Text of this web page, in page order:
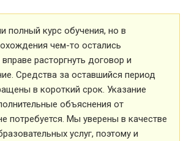
полный курс обучения, но в
чем-то остались
расторгнуть договор и
Средства за оставшийся период
в короткий срок. Указание
объяснения от
потребуется. Мы уверены в качестве
услуг, поэтому и